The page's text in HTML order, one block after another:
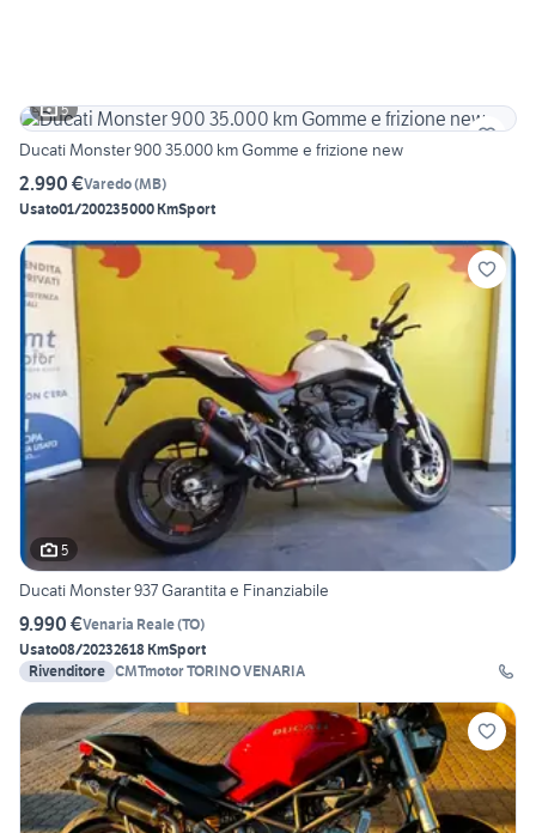
5
Ducati Monster 900 35.000 km Gomme e frizione new
2.990 €Varedo(MB)
Usato01/200235000 KmSport
5
Ducati Monster 937 Garantita e Finanziabile
9.990 €Venaria Reale(TO)
Usato08/20232618 KmSport
Rivenditore CMTmotor TORINO VENARIA